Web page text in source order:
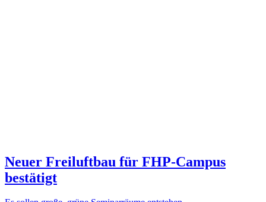
Neuer Freiluftbau für FHP-Campus
bestätigt